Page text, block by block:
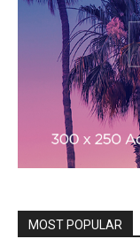
MOST POPULAR